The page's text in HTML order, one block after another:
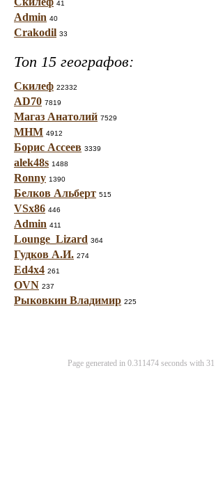
41
Admin 40
Crakodil 33
Топ 15 географов:
Скилеф 22332
AD70 7819
Магаз Анатолий 7529
МНМ 4912
Борис Ассеев 3339
alek48s 1488
Ronny 1390
Белков Альберт 515
VSx86 446
Admin 411
Lounge_Lizard 364
Гудков А.И. 274
Ed4x4 261
OVN 237
Рыковкин Владимир 225
Page generated in 0.311474 seconds with